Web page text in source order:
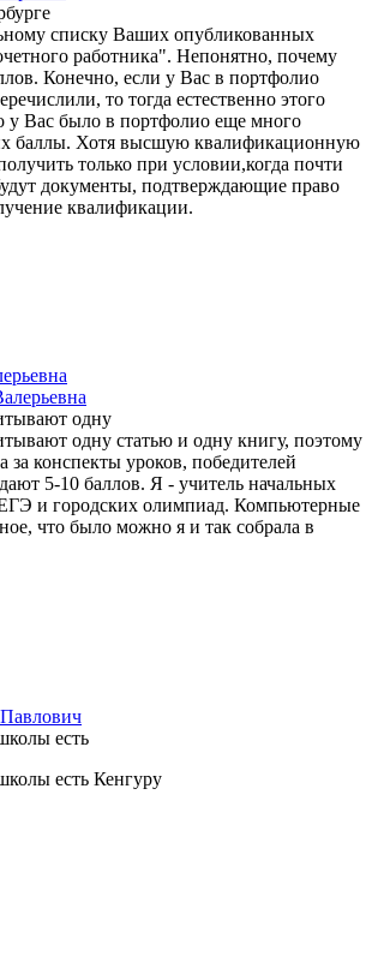
списку Ваших опубликованных
работника". Непонятно, почему
Конечно, если у Вас в портфолио
то тогда естественно этого
у Вас было в портфолио еще много
баллы. Хотя высшую квалификационную
только при условии,когда почти
документы, подтверждающие право
квалификации.
одну
одну статью и одну книгу, поэтому
за конспекты уроков, победителей
5-10 баллов. Я - учитель начальных
ЕГЭ и городских олимпиад. Компьютерные
что было можно я и так собрала в
есть
есть Кенгуру